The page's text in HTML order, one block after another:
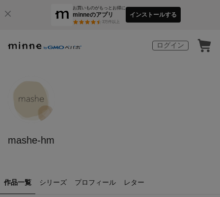
お買いものがもっとお得に
minneのアプリ
3万件以上
インストールする
ログイン
mashe-hm
作品一覧 シリーズ プロフィール レター